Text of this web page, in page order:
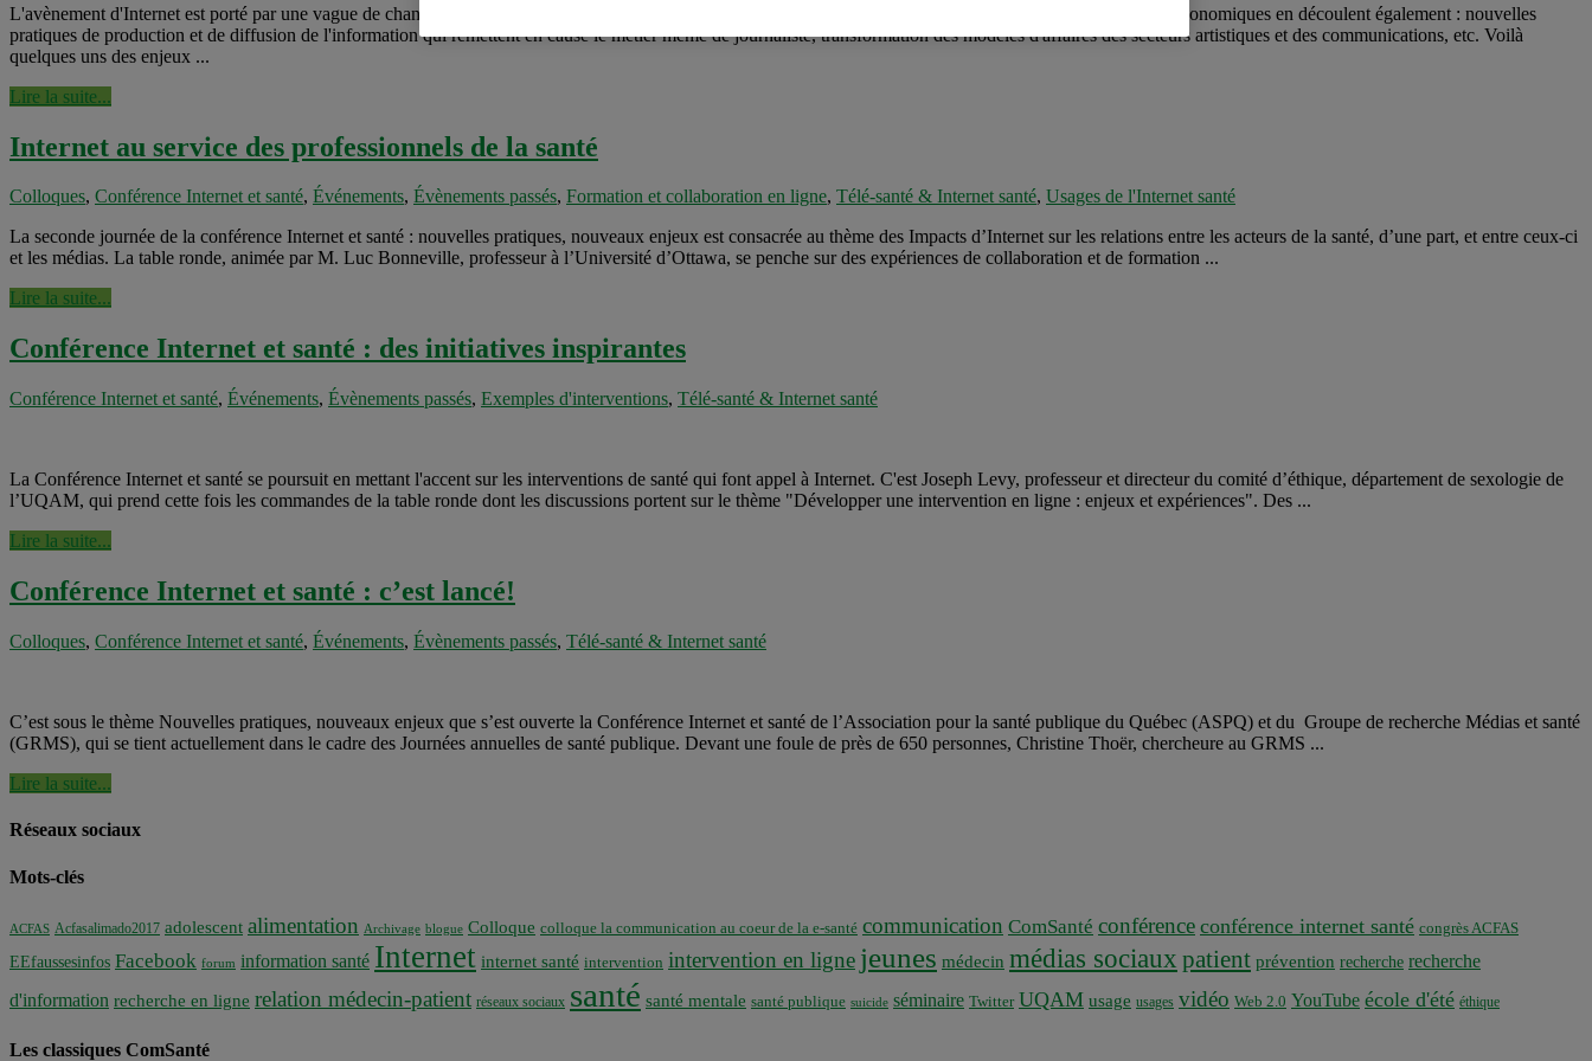
L'avènement d'Internet est porté par une vague de changements technologiques. On peut également s'attendre à ce que d'importants changements sociaux et économiques en découlent également : nouvelles
pratiques de production et de diffusion de l'information qui remettent en cause le métier même de journaliste, transformation des modèles d'affaires des secteurs artistiques et des communications, etc. Voilà
quelques uns des enjeux ...
Lire la suite...
Internet au service des professionnels de la santé
Colloques, Conférence Internet et santé, Événements, Évènements passés, Formation et collaboration en ligne, Télé-santé & Internet santé, Usages de l'Internet santé
La seconde journée de la conférence Internet et santé : nouvelles pratiques, nouveaux enjeux est consacrée au thème des Impacts d’Internet sur les relations entre les acteurs de la santé, d’une part, et entre ceux-ci
et les médias. La table ronde, animée par M. Luc Bonneville, professeur à l’Université d’Ottawa, se penche sur des expériences de collaboration et de formation ...
Lire la suite...
Conférence Internet et santé : des initiatives inspirantes
Conférence Internet et santé, Événements, Évènements passés, Exemples d'interventions, Télé-santé & Internet santé
La Conférence Internet et santé se poursuit en mettant l'accent sur les interventions de santé qui font appel à Internet. C'est Joseph Levy, professeur et directeur du comité d’éthique, département de sexologie de
l’UQAM, qui prend cette fois les commandes de la table ronde dont les discussions portent sur le thème "Développer une intervention en ligne : enjeux et expériences". Des ...
Lire la suite...
Conférence Internet et santé : c’est lancé!
Colloques, Conférence Internet et santé, Événements, Évènements passés, Télé-santé & Internet santé
C’est sous le thème Nouvelles pratiques, nouveaux enjeux que s’est ouverte la Conférence Internet et santé de l’Association pour la santé publique du Québec (ASPQ) et du Groupe de recherche Médias et santé
(GRMS), qui se tient actuellement dans le cadre des Journées annuelles de santé publique. Devant une foule de près de 650 personnes, Christine Thoër, chercheure au GRMS ...
Lire la suite...
Réseaux sociaux
Mots-clés
ACFAS Acfasalimado2017 adolescent alimentation Archivage blogue Colloque colloque la communication au coeur de la e-santé communication ComSanté conférence conférence internet santé congrès ACFAS
EEfaussesinfos Facebook forum information santé Internet internet santé intervention intervention en ligne jeunes médecin médias sociaux patient prévention recherche recherche
d'information recherche en ligne relation médecin-patient réseaux sociaux santé santé mentale santé publique suicide séminaire Twitter UQAM usage usages vidéo Web 2.0 YouTube école d'été éthique
Les classiques ComSanté